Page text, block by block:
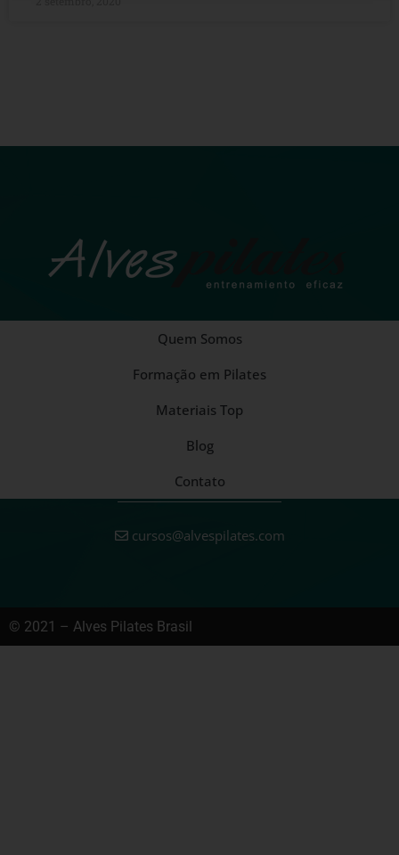
Quem Somos
Formação em Pilates
Materiais Top
Blog
Contato
cursos@alvespilates.com
© 2021 – Alves Pilates Brasil